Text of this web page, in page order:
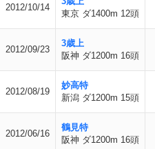
2012/10/14
東京 ダ1400m 12頭
2012/09/23
3歳上
阪神 ダ1200m 16頭
2012/08/19
妙高特
新潟 ダ1200m 15頭
2012/06/16
鶴見特
阪神 ダ1200m 16頭